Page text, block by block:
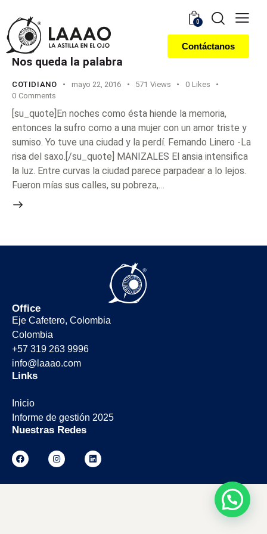
0
Contáctanos
Nos queda la palabra
COTIDIANO mayo 22, 2016 571 Views 0 Likes
0 Comments
[su_quote]En noches como ésta hiende la memoria,
entonces la sufro como a una mujer con un amor triste y
sumiso. Yo tuve una ciudad y la perdí. Fernando Linero -La
risa del saxo.[/su_quote] MANIZALES El ansia intensifica
la luz. Entre curvas la ciudad parece parpadear a lo lejos.
Fueron mías sus calles, su pobreza,…
Office
Eje Cafetero, Colombia
Colombia
+57 319 263 9996
info@laaao.com
Links
Inicio
Informe de gestión 2025
Nuestras Redes